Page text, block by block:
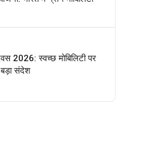
2026: स्वच्छ मोबिलिटी पर
संदेश